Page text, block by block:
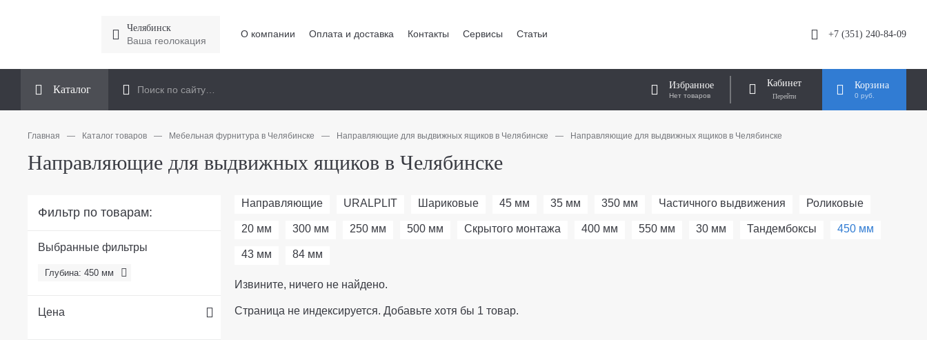
Челябинск
Ваша геолокация
О компании Оплата и доставка Контакты Сервисы Статьи +7 (351) 240-84-09
Каталог Избранное
Нет товаров
Кабинет Корзина
0 руб.
Главная — Каталог товаров — Мебельная фурнитура в Челябинске — Направляющие для выдвижных ящиков в Челябинске — Направляющие для выдвижных ящиков в Челябинске
Направляющие для выдвижных ящиков в Челябинске
Фильтр по товарам:
Выбранные фильтры
Глубина: 450 мм
Цена
Направляющие URALPLIT Шариковые 45 мм 35 мм 350 мм Частичного выдвижения Роликовые
20 мм 300 мм 250 мм 500 мм Скрытого монтажа 400 мм 550 мм 30 мм Тандембоксы 450 мм
43 мм 84 мм
Извините, ничего не найдено.
Страница не индексируется. Добавьте хотя бы 1 товар.